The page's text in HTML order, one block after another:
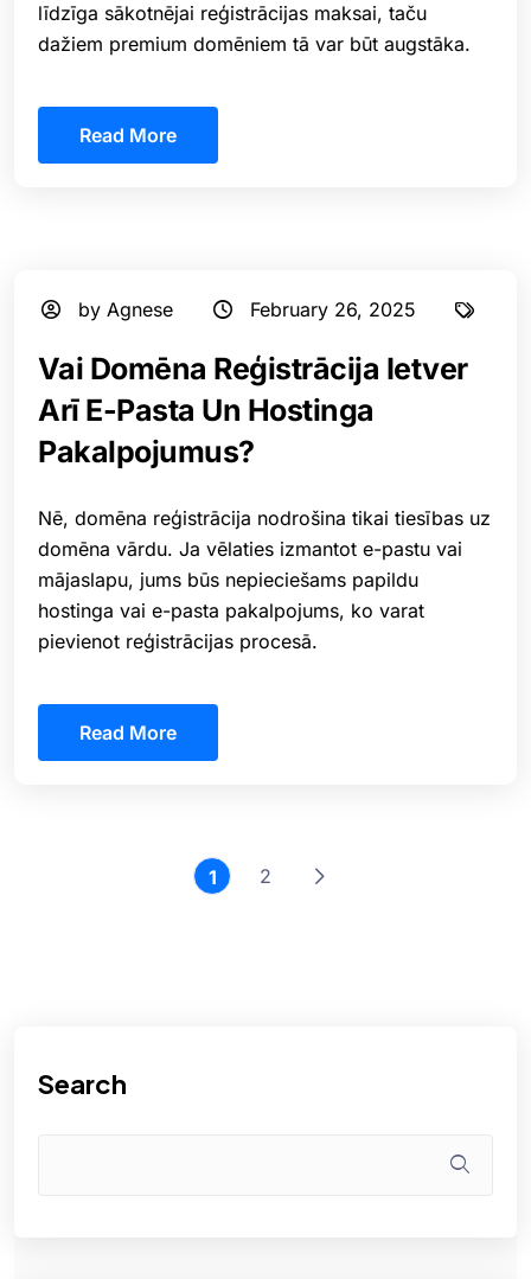
līdzīga sākotnējai reģistrācijas maksai, taču
dažiem premium domēniem tā var būt augstāka.
Read More
by Agnese February 26, 2025
⁠Vai Domēna Reģistrācija Ietver
Arī E-Pasta Un Hostinga
Pakalpojumus?
Nē, domēna reģistrācija nodrošina tikai tiesības uz
domēna vārdu. Ja vēlaties izmantot e-pastu vai
mājaslapu, jums būs nepieciešams papildu
hostinga vai e-pasta pakalpojums, ko varat
pievienot reģistrācijas procesā.
Read More
1 2
Search